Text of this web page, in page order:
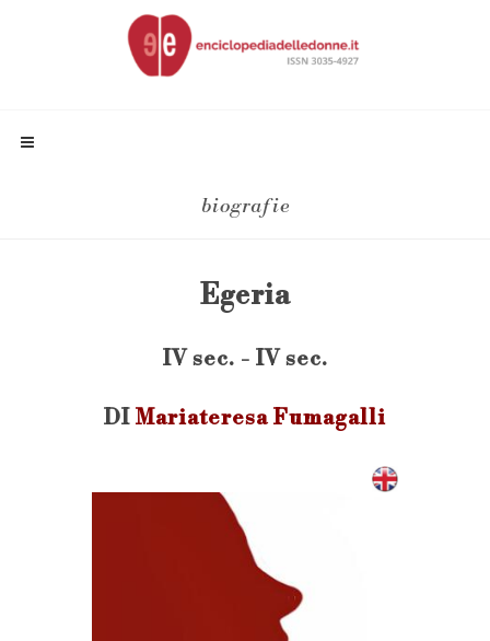
biografie
Egeria
IV sec. - IV sec.
DI Mariateresa Fumagalli